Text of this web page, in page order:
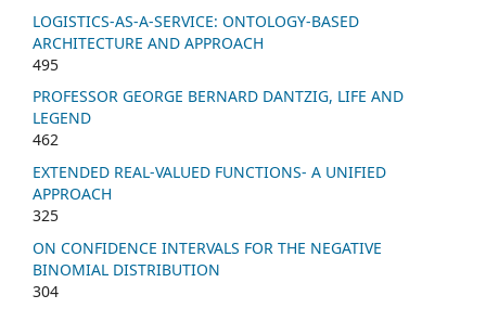
LOGISTICS-AS-A-SERVICE: ONTOLOGY-BASED
ARCHITECTURE AND APPROACH
495
PROFESSOR GEORGE BERNARD DANTZIG, LIFE AND
LEGEND
462
EXTENDED REAL-VALUED FUNCTIONS- A UNIFIED
APPROACH
325
ON CONFIDENCE INTERVALS FOR THE NEGATIVE
BINOMIAL DISTRIBUTION
304